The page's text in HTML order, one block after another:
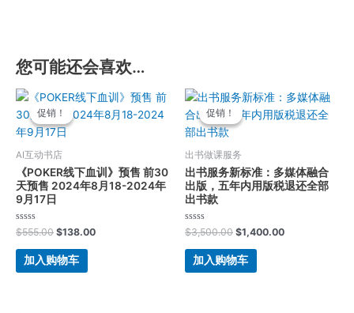
您可能还会喜欢…
促销！
促销！
AI互动书店
《POKER线下血训》预售 前30
天预售 2024年8月18-2024年
9月17日
评
分
0
&sol;
$555.00
原
价
为：
$555.00。
$138.00
当
价
加入购物车
促销！
促销！
出书做课服务
出书服务新标准：多媒体融合
出版，五年内用版税退还全部
出书款
评
分
0
&sol;
$3,500.00
原
价
为：
$1,400.00
当
前
价
加入购物车